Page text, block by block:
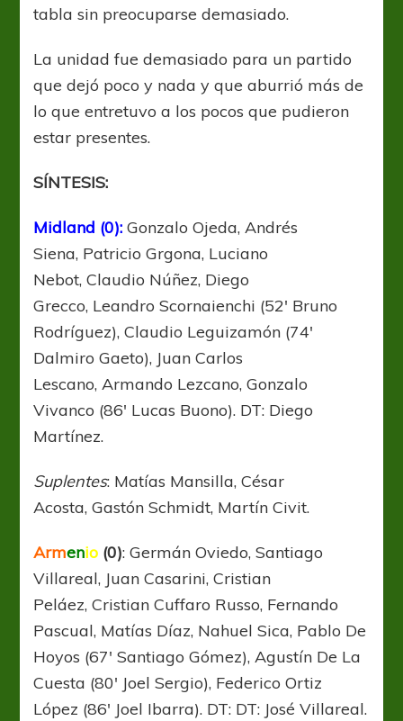
tabla sin preocuparse demasiado.
La unidad fue demasiado para un partido
que dejó poco y nada y que aburrió más de
lo que entretuvo a los pocos que pudieron
estar presentes.
SÍNTESIS:
Midland (0):Gonzalo Ojeda, Andrés
Siena, Patricio Grgona, Luciano
Nebot, Claudio Núñez, Diego
Grecco, Leandro Scornaienchi (52′ Bruno
Rodríguez), Claudio Leguizamón (74′
Dalmiro Gaeto), Juan Carlos
Lescano, Armando Lezcano, Gonzalo
Vivanco (86′ Lucas Buono). DT: Diego
Martínez.
Suplentes: Matías Mansilla, César
Acosta, Gastón Schmidt, Martín Civit.
Armenio (0): Germán Oviedo, Santiago
Villareal, Juan Casarini, Cristian
Peláez, Cristian Cuffaro Russo, Fernando
Pascual, Matías Díaz, Nahuel Sica, Pablo De
Hoyos (67′ Santiago Gómez), Agustín De La
Cuesta (80′ Joel Sergio), Federico Ortiz
López (86′ Joel Ibarra). DT: DT: José Villareal.